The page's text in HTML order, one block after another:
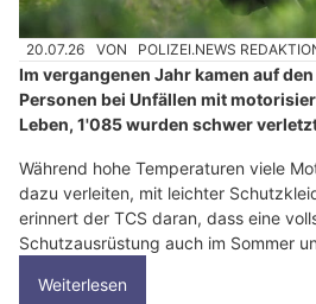
20.07.26 VON POLIZEI.NEWS
Im vergangenen Jahr kamen auf
Personen bei Unfällen mit
Leben, 1'085 wurden schwer
Während hohe Temperaturen viele
dazu verleiten, mit leichter
erinnert der TCS daran, dass eine
Schutzausrüstung auch im Sommer
Weiterlesen